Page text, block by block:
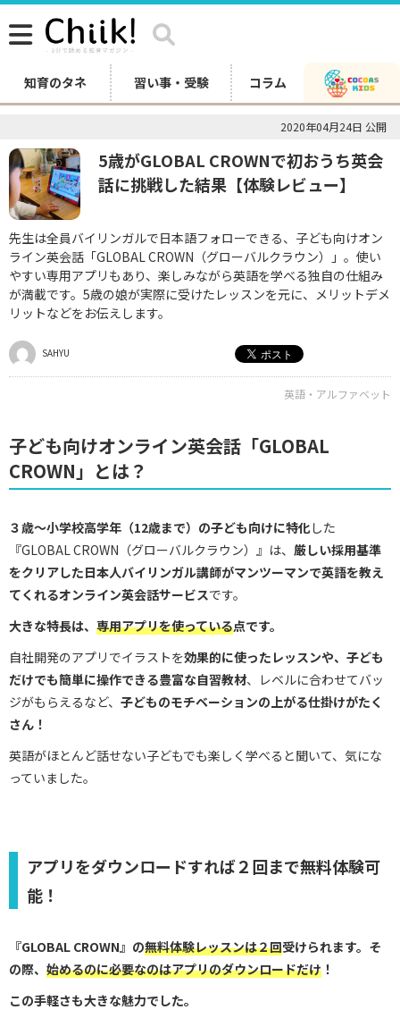
知育のタネ 習い事・受験 コラム
2020年04月24日 公開
5歳がGLOBAL CROWNで初おうち英会
話に挑戦した結果【体験レビュー】
先生は全員バイリンガルで日本語フォローできる、子ども向けオン
ライン英会話「GLOBAL CROWN（グローバルクラウン）」。使い
やすい専用アプリもあり、楽しみながら英語を学べる独自の仕組み
が満載です。5歳の娘が実際に受けたレッスンを元に、メリットデメ
リットなどをお伝えします。
SAHYU
英語・アルファベット
子ども向けオンライン英会話「GLOBAL
CROWN」とは？
３歳〜小学校高学年（12歳まで）の子ども向けに特化した
『GLOBAL CROWN（グローバルクラウン）』は、 厳しい採用基準
をクリアした日本人バイリンガル講師がマンツーマンで英語を教え
てくれるオンライン英会話サービスです。
大きな特長は、 専用アプリを使っている点です。
自社開発のアプリでイラストを効果的に使ったレッスンや、子ども
だけでも簡単に操作できる豊富な自習教材、レベルに合わせてバッ
ジがもらえるなど、 子どものモチベーションの上がる仕掛けがたく
さん ！
英語がほとんど話せない子どもでも楽しく学べると聞いて、気にな
っていました。
アプリをダウンロードすれば２回まで無料体験可
能！
『GLOBAL CROWN』の無料体験レッスンは２回受けられます。そ
の際、 始めるのに必要なのはアプリのダウンロードだけ ！
この手軽さも大きな魅力でした。